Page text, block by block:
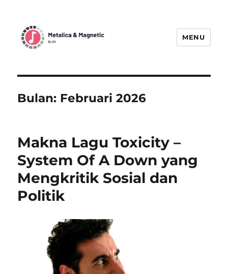
Menggetarkan Dunia Musik Metal
dengan Berita Terbaru
MENU
Bulan: Februari 2026
Makna Lagu Toxicity –
System Of A Down yang
Mengkritik Sosial dan
Politik